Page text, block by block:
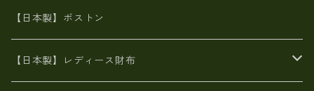
エナメル
がま口
リネン
8号帆布
財布ポシェット
牛革
オイルレザー
豊岡
豊岡製
牛革
日本製
帆布
【日本製】ボストン
【日本製】レディース財布